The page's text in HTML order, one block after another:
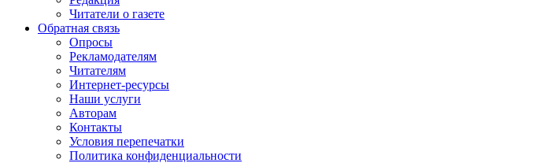
Читатели о газете
Обратная связь
Опросы
Рекламодателям
Читателям
Интернет-ресурсы
Наши услуги
Авторам
Контакты
Условия перепечатки
Политика конфиденциальности